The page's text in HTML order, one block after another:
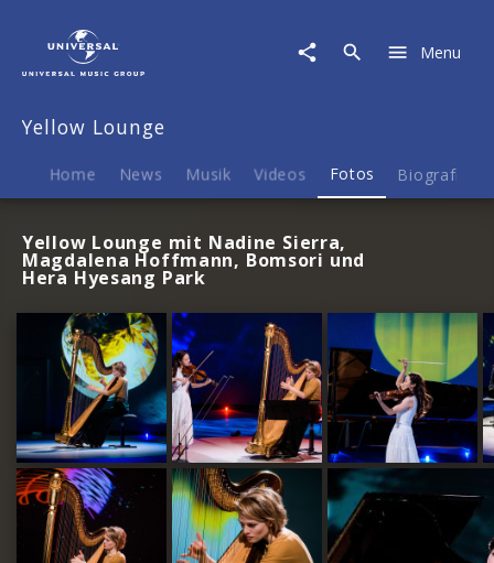
Fotos
Menu
Yellow Lounge
Home News Musik Videos Fotos Biografie
Yellow Lounge mit Nadine Sierra,
Magdalena Hoffmann, Bomsori und
Hera Hyesang Park